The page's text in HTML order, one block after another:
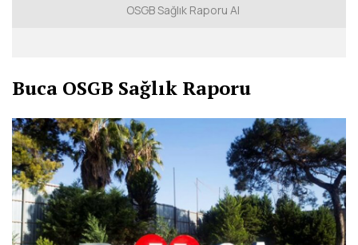
OSGB Sağlık Raporu Al
İSTANBUL ANADOLU YAKASI
ANKARA
İZMİR
ADANA
ADIYAMAN
Buca OSGB Sağlık Raporu